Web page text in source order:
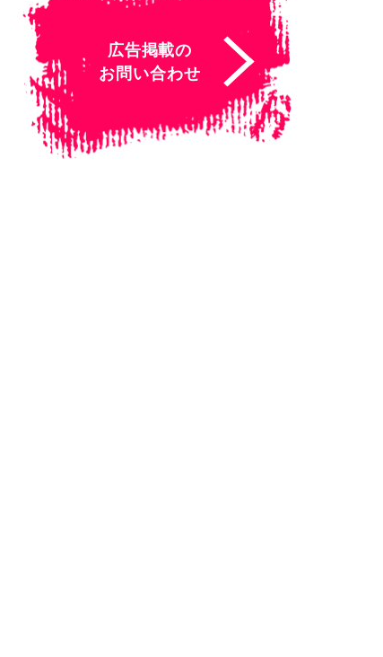
広告掲載の
お問い合わせ